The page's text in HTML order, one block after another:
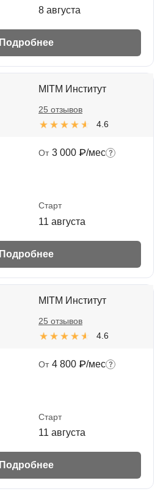
8 августа
Подробнее
MITM Институт
4.6
25 отзывов
От 3 000 ₽/мес
Старт
11 августа
Подробнее
MITM Институт
4.6
25 отзывов
От 4 800 ₽/мес
Старт
11 августа
Подробнее